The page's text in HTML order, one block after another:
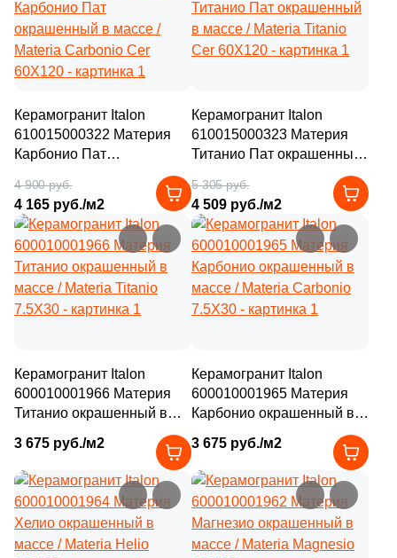
Керамогранит Italon
610015000322 Материя
Карбонио Пат
Materia Carbonio Cer
60X120
4 900 руб.
4 165 руб./м2
Керамогранит Italon
610015000323 Материя
Титанио Пат окрашенный
в массе / Materia Titanio
Cer 60X120
5 305 руб.
4 509 руб./м2
Керамогранит Italon
600010001966 Материя
Титанио окрашенный в
7.5X30
3 675 руб./м2
Керамогранит Italon
600010001965 Материя
Карбонио окрашенный в
массе / Materia Carbonio
7.5X30
3 675 руб./м2